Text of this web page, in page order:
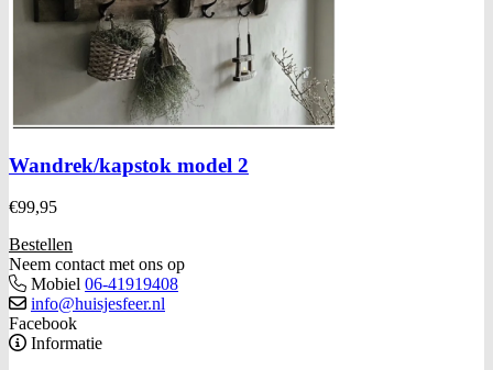
Wandrek/kapstok model 2
€99,95
Bestellen
Neem contact met ons op
Mobiel 06-41919408
info@huisjesfeer.nl
Facebook
Informatie